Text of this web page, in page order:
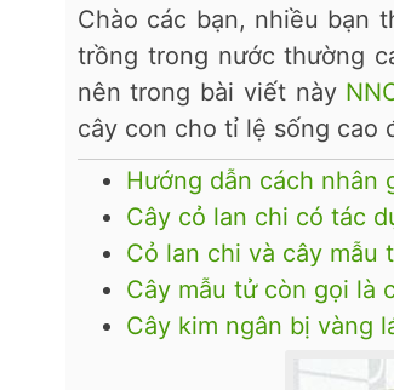
Chào các bạn, nhiều bạn
trồng trong nước thường
nên trong bài viết này
cây con cho tỉ lệ sống cao
Hướng dẫn cách nhân
Cây cỏ lan chi có tác
Cỏ lan chi và cây mẫu
Cây mẫu tử còn gọi là
Cây kim ngân bị vàng